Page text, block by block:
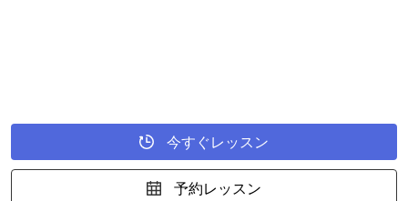
今すぐレッスン
予約レッスン